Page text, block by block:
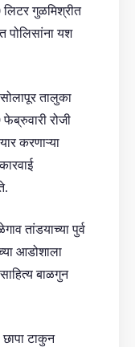
गुळमिश्रीत
पोलिसांना यश
तालुका
रोजी
करणाऱ्या
तांडयाच्या पुर्व
आडोशाला
बाळगुन
टाकुन